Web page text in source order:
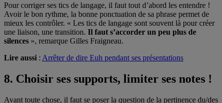
Pour corriger ses tics de langage, il faut tout d’abord les entendre !
Avoir le bon rythme, la bonne ponctuation de sa phrase permet de
mieux les contrôler. « Les tics de langage sont souvent là pour créer
une liaison, une transition. Il faut s’accorder un peu plus de
silences », remarque Gilles Fraigneau.
Lire aussi : Arrêter de dire Euh pendant ses présentations
8. Choisir ses supports, limiter ses notes !
Avant toute chose, il faut se poser la question de la pertinence du/des